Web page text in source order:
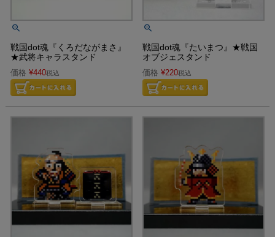
戦国dot魂『くろだながまさ』
★武将キャラスタンド
価格 ¥440税込
戦国dot魂『たいまつ』★戦国
オブジェスタンド
価格 ¥220税込